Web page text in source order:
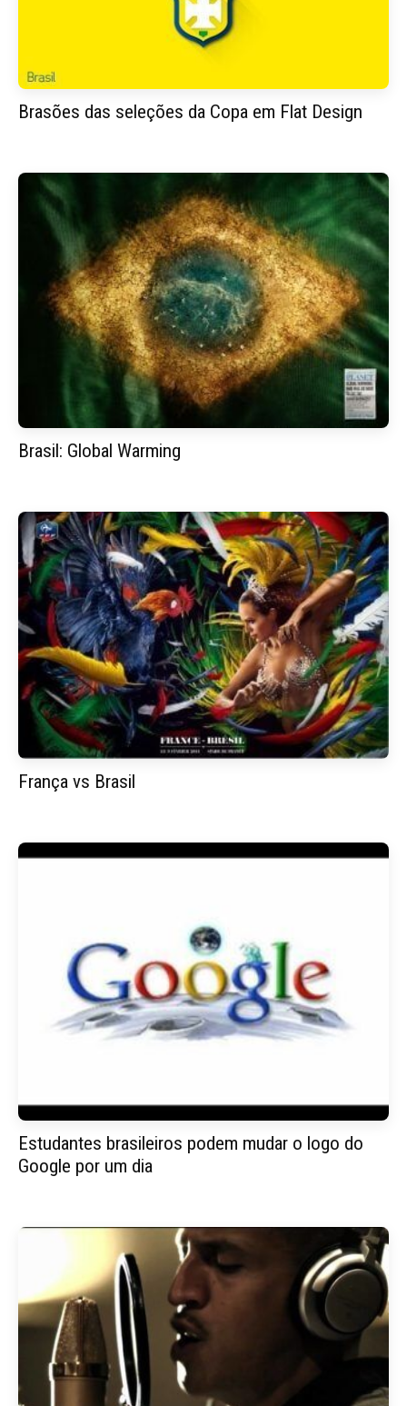
Brasões das seleções da Copa em Flat Design
Brasil: Global Warming
França vs Brasil
Estudantes brasileiros podem mudar o logo do
Google por um dia